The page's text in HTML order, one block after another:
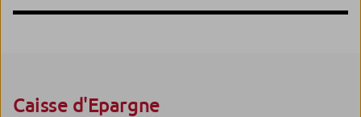
Caisse d'Epargne